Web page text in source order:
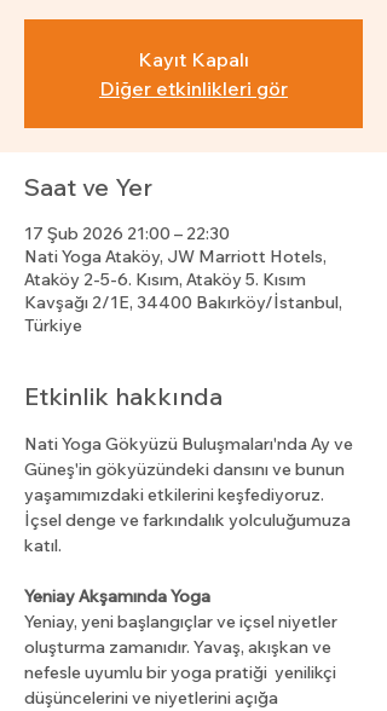
Kayıt Kapalı
Diğer etkinlikleri gör
Saat ve Yer
17 Şub 2026 21:00 – 22:30
Nati Yoga Ataköy, JW Marriott Hotels,
Ataköy 2-5-6. Kısım, Ataköy 5. Kısım
Kavşağı 2/1E, 34400 Bakırköy/İstanbul,
Türkiye
Etkinlik hakkında
Nati Yoga Gökyüzü Buluşmaları'nda Ay ve
Güneş'in gökyüzündeki dansını ve bunun
yaşamımızdaki etkilerini keşfediyoruz.
İçsel denge ve farkındalık yolculuğumuza
katıl.
Yeniay Akşamında Yoga
Yeniay, yeni başlangıçlar ve içsel niyetler
oluşturma zamanıdır. Yavaş, akışkan ve
nefesle uyumlu bir yoga pratiği  yenilikçi
düşüncelerini ve niyetlerini açığa